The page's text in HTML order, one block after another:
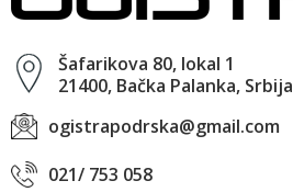
Šafarikova 80, lokal 1
21400, Bačka Palanka, Srbija
ogistrapodrska@gmail.com
021/ 753 058